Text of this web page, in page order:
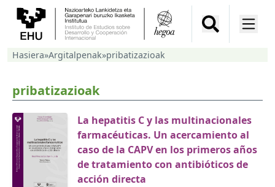
Hasiera»Argitalpenak»pribatizazioak
pribatizazioak
La hepatitis C y las multinacionales
farmacéuticas. Un acercamiento al
caso de la CAPV en los primeros años
de tratamiento con antibióticos de
acción directa